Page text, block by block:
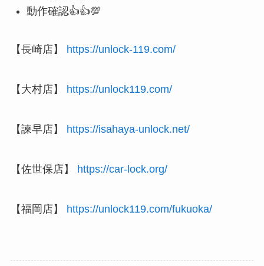
動作確認👍👍💯
【長崎店】 https://unlock-119.com/
【大村店】 https://unlock119.com/
【諫早店】 https://isahaya-unlock.net/
【佐世保店】 https://car-lock.org/
【福岡店】 https://unlock119.com/fukuoka/